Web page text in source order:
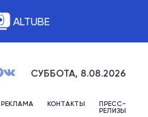
ALTUBE
СУББОТА, 8.08.2026
РЕКЛАМА КОНТАКТЫ ПРЕСС-
РЕЛИЗЫ